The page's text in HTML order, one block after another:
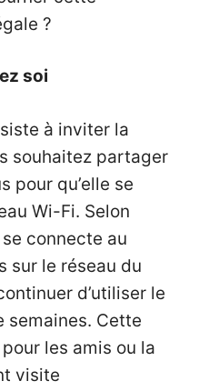
?
soi
à inviter la
souhaitez partager
pour qu’elle se
Wi-Fi. Selon
connecte au
sur le réseau du
d’utiliser le
semaines. Cette
les amis ou la
visite